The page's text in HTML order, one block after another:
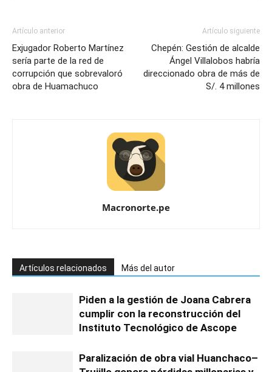
Artículo anterior
Exjugador Roberto Martínez
sería parte de la red de
corrupción que sobrevaloró
obra de Huamachuco
Artículo siguiente
Chepén: Gestión de alcalde
Ángel Villalobos habría
direccionado obra de más de
S/. 4 millones
Macronorte.pe
Artículos relacionados Más del autor
Piden a la gestión de Joana Cabrera
cumplir con la reconstrucción del
Instituto Tecnológico de Ascope
Paralización de obra vial Huanchaco–